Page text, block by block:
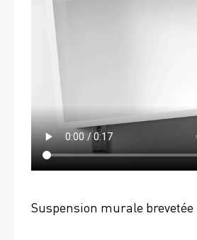
Suspension murale brevetée